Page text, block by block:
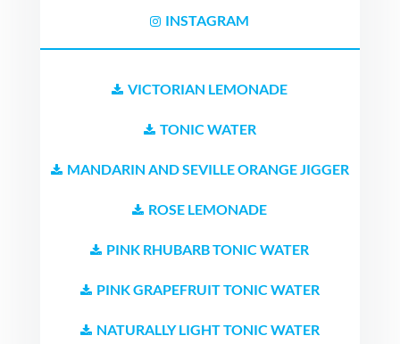
INSTAGRAM
VICTORIAN LEMONADE
TONIC WATER
MANDARIN AND SEVILLE ORANGE JIGGER
ROSE LEMONADE
PINK RHUBARB TONIC WATER
PINK GRAPEFRUIT TONIC WATER
NATURALLY LIGHT TONIC WATER